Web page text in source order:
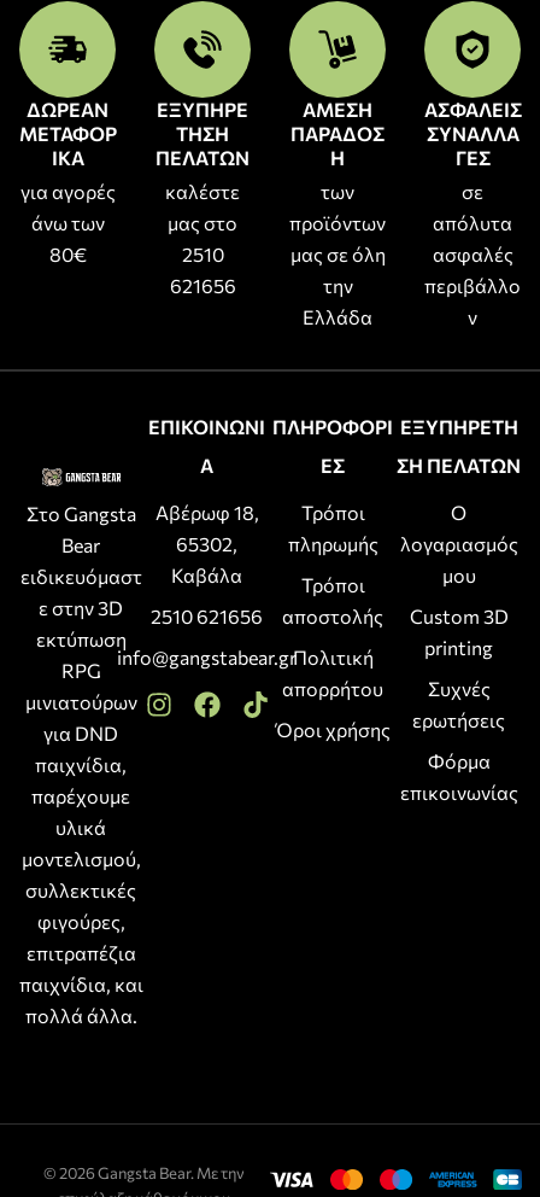
ΔΩΡΕΑΝ
ΜΕΤΑΦΟΡ
ΙΚΑ
για αγορές
άνω των
80€
ΕΞΥΠΗΡΕ
ΤΗΣΗ
ΠΕΛΑΤΩΝ
καλέστε
μας στο
2510
621656
ΑΜΕΣΗ
ΠΑΡΑΔΟΣ
Η
των
προϊόντων
μας σε όλη
την
Ελλάδα
ΑΣΦΑΛΕΙΣ
ΣΥΝΑΛΛΑ
ΓΕΣ
σε
απόλυτα
ασφαλές
περιβάλλο
ν
Στο Gangsta
Bear
ειδικευόμαστ
ε στην 3D
εκτύπωση
RPG
μινιατούρων
για DND
παιχνίδια,
παρέχουμε
υλικά
μοντελισμού,
συλλεκτικές
φιγούρες,
επιτραπέζια
παιχνίδια, και
πολλά άλλα.
ΕΠΙΚΟΙΝΩΝΙ
Α
Αβέρωφ 18,
65302,
Καβάλα
2510 621656
info@gangstabear.gr
ΠΛΗΡΟΦΟΡΙ
ΕΣ
Τρόποι
πληρωμής
Τρόποι
αποστολής
Πολιτική
απορρήτου
Όροι χρήσης
ΕΞΥΠΗΡΕΤΗ
ΣΗ ΠΕΛΑΤΩΝ
Ο
λογαριασμός
μου
Custom 3D
printing
Συχνές
ερωτήσεις
Φόρμα
επικοινωνίας
© 2026 Gangsta Bear. Με την